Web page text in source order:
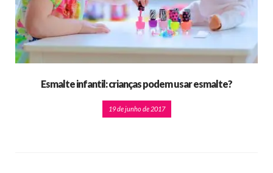
Esmalte infantil: crianças podem usar esmalte?
19 de junho de 2017